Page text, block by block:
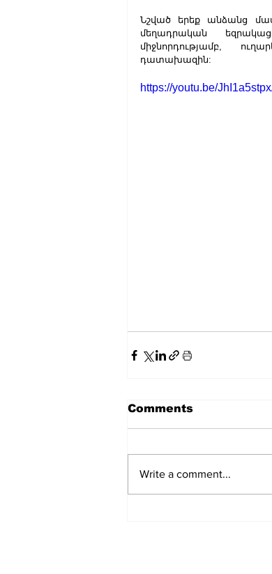
Նշված երեք անձանց
մեղադրական
միջնորդությամբ,
դատախազին:
https://youtu.be/
Comments
Write a comment...